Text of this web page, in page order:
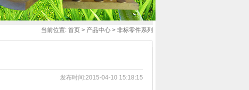
当前位置: 首页 > 产品中心 > 非标零件系列
发布时间:2015-04-10 15:18:15